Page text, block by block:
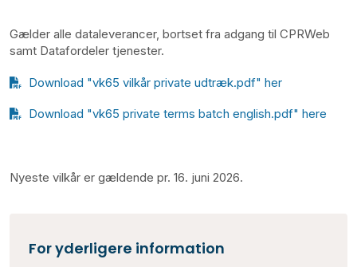
Gælder alle dataleverancer, bortset fra adgang til CPRWeb
samt Datafordeler tjenester.
Download "vk65 vilkår private udtræk.pdf" her
Download "vk65 private terms batch english.pdf" here
Nyeste vilkår er gældende pr. 16. juni 2026.
For yderligere information